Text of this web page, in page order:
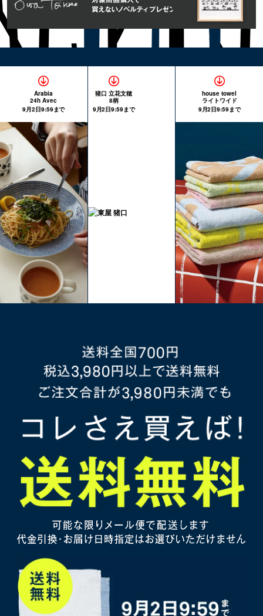
Arabia
24h Avec
9月2日9:59まで
猪口 立花文穂
8柄
9月2日9:59まで
house towel
ライトワイド
9月2日9:59まで